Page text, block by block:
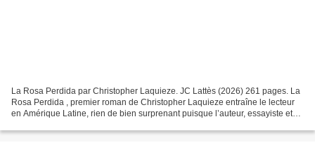
La Rosa Perdida par Christopher Laquieze. JC Lattès (2026) 261 pages. La
Rosa Perdida , premier roman de Christopher Laquieze entraîne le lecteur
en Amérique Latine, rien de bien surprenant puisque l’auteur, essayiste et